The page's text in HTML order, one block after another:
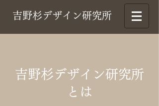
吉野杉デザイン研究所
吉野杉デザイン研究所
とは